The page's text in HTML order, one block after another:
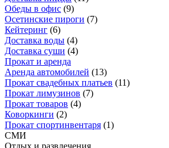
Обеды в офис (9)
Осетинские пироги (7)
Кейтеринг (6)
Доставка воды (4)
Доставка суши (4)
Прокат и аренда
Аренда автомобилей (13)
Прокат свадебных платьев (11)
Прокат лимузинов (7)
Прокат товаров (4)
Коворкинги (2)
Прокат спортинвентаря (1)
СМИ